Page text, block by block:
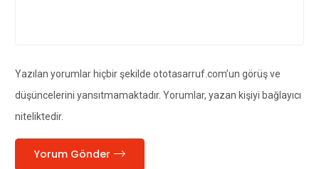
Yazılan yorumlar hiçbir şekilde ototasarruf.com’un görüş ve
düşüncelerini yansıtmamaktadır. Yorumlar, yazan kişiyi bağlayıcı
niteliktedir.
Yorum Gönder